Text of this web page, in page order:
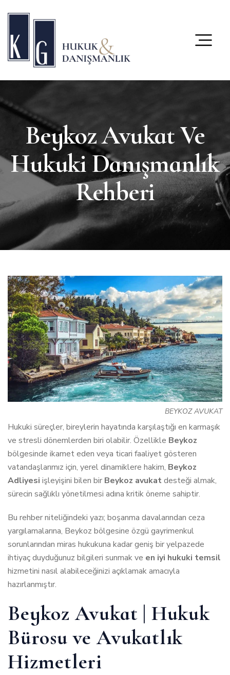
Beykoz Avukat Ve
Hukuki Danışmanlık
Rehberi
BEYKOZ AVUKAT
Hukuki süreçler, bireylerin hayatında karşılaştığı en karmaşık
ve stresli dönemlerden biri olabilir. Özellikle Beykoz
bölgesinde ikamet eden veya ticari faaliyet gösteren
vatandaşlarımız için, yerel dinamiklere hakim, Beykoz
Adliyesi işleyişini bilen bir Beykoz avukatdesteği almak,
sürecin sağlıklı yönetilmesi adına kritik öneme sahiptir.
Bu rehber niteliğindeki yazı; boşanma davalarından ceza
yargılamalarına, Beykoz bölgesine özgü gayrimenkul
sorunlarından miras hukukuna kadar geniş bir yelpazede
ihtiyaç duyduğunuz bilgileri sunmak ve en iyi hukuki temsil
hizmetini nasıl alabileceğinizi açıklamak amacıyla
hazırlanmıştır.
Beykoz Avukat | Hukuk
Bürosu ve Avukatlık
Hizmetleri